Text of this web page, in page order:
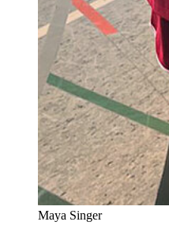
Maya Singer